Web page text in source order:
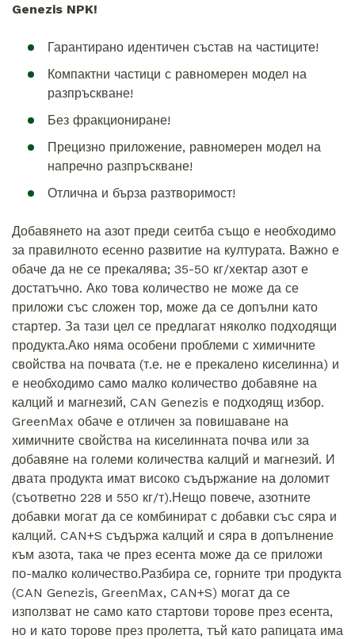
Genezis NPK!
Гарантирано идентичен състав на частиците!
Компактни частици с равномерен модел на
разпръскване!
Без фракциониране!
Прецизно приложение, равномерен модел на
напречно разпръскване!
Отлична и бърза разтворимост!
Добавянето на азот преди сеитба също е необходимо
за правилното есенно развитие на културата. Важно е
обаче да не се прекалява; 35-50 кг/хектар азот е
достатъчно. Ако това количество не може да се
приложи със сложен тор, може да се допълни като
стартер. За тази цел се предлагат няколко подходящи
продукта.Ако няма особени проблеми с химичните
свойства на почвата (т.е. не е прекалено киселинна) и
е необходимо само малко количество добавяне на
калций и магнезий, CAN Genezis е подходящ избор.
GreenMax обаче е отличен за повишаване на
химичните свойства на киселинната почва или за
добавяне на големи количества калций и магнезий. И
двата продукта имат високо съдържание на доломит
(съответно 228 и 550 кг/т).Нещо повече, азотните
добавки могат да се комбинират с добавки със сяра и
калций. CAN+S съдържа калций и сяра в допълнение
към азота, така че през есента може да се приложи
по-малко количество.Разбира се, горните три продукта
(CAN Genezis, GreenMax, CAN+S) могат да се
използват не само като стартови торове през есента,
но и като торове през пролетта, тъй като рапицата има